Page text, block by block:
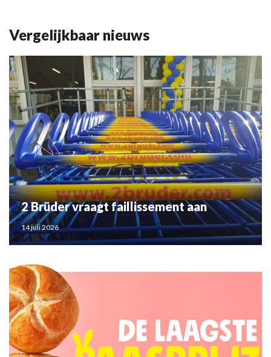
Vergelijkbaar nieuws
2 Brüder vraagt faillissement aan
14 juli 2026